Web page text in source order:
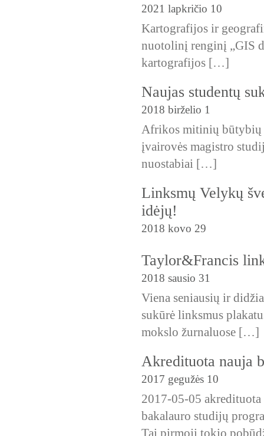
2021 lapkričio 10
Kartografijos ir
nuotolinį renginį „GIS
kartografijos […]
Naujas studentų
2018 birželio 1
Afrikos mitinių būtybių
įvairovės magistro
nuostabiai […]
Linksmų Velykų
idėjų!
2018 kovo 29
Taylor&Francis
2018 sausio 31
Viena seniausių ir
sukūrė linksmus
mokslo žurnaluose […]
Akredituota nauja
2017 gegužės 10
2017-05-05
bakalauro studijų
Tai pirmoji tokio